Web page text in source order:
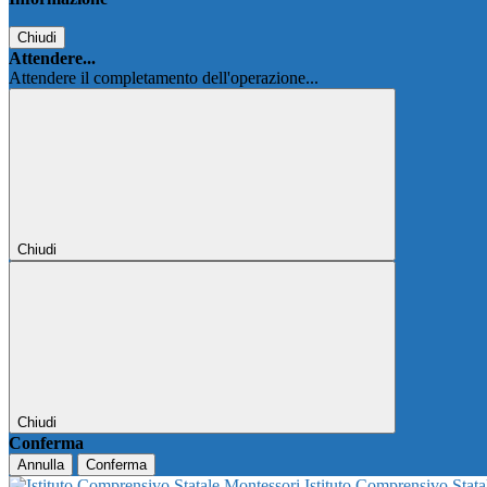
Chiudi
Attendere...
Attendere il completamento dell'operazione...
Chiudi
Chiudi
Conferma
Annulla Conferma